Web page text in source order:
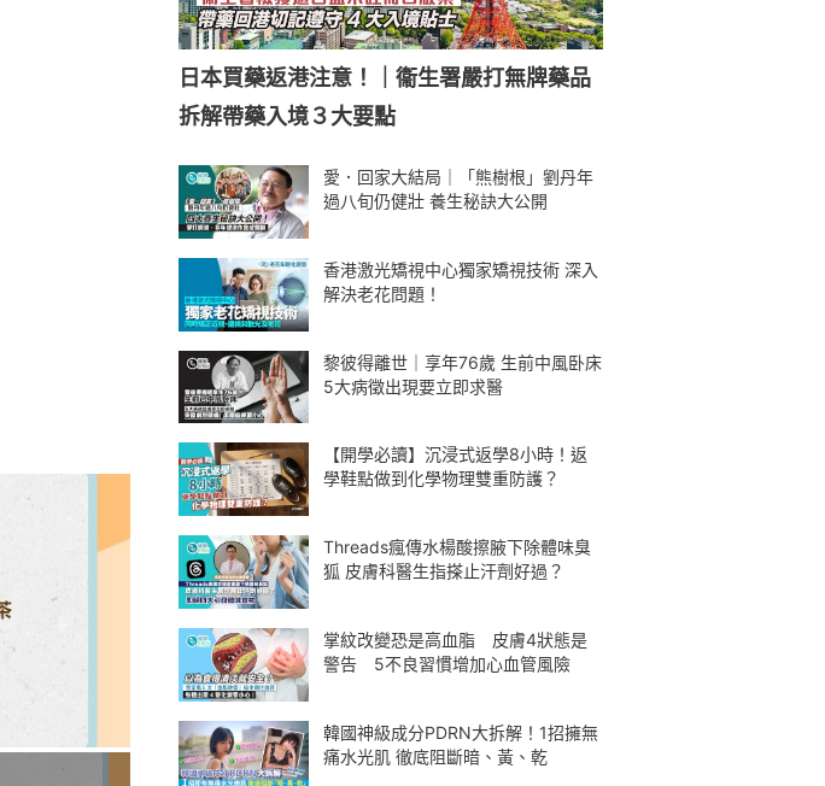
日本買藥返港注意！｜衞生署嚴打無牌藥品
拆解帶藥入境３大要點
愛．回家大結局｜「熊樹根」劉丹年
過八旬仍健壯 養生秘訣大公開
香港激光矯視中心獨家矯視技術 深入
解決老花問題！
黎彼得離世｜享年76歲 生前中風卧床
5大病徵出現要立即求醫
【開學必讀】沉浸式返學8小時！返
學鞋點做到化學物理雙重防護？
Threads瘋傳水楊酸擦腋下除體味臭
狐 皮膚科醫生指搽止汗劑好過？
掌紋改變恐是高血脂 皮膚4狀態是
警告 5不良習慣增加心血管風險
韓國神級成分PDRN大拆解！1招擁無
痛水光肌 徹底阻斷暗、黃、乾